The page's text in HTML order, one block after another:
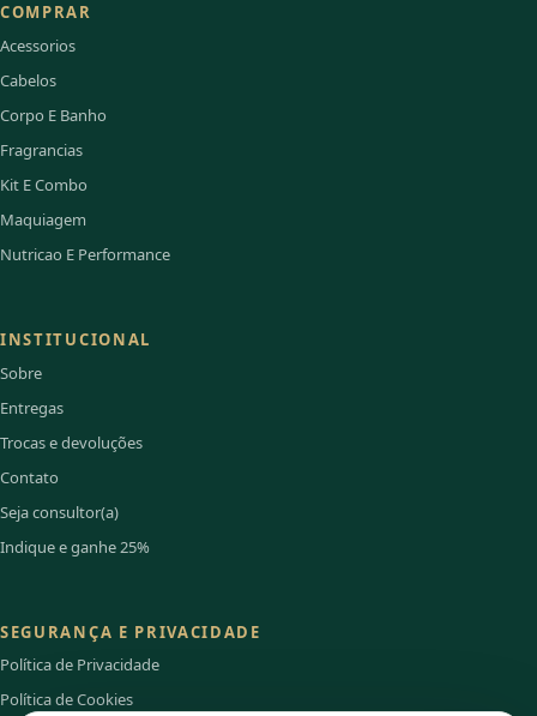
COMPRAR
Acessorios
Cabelos
Corpo E Banho
Fragrancias
Kit E Combo
Maquiagem
Nutricao E Performance
INSTITUCIONAL
Sobre
Entregas
Trocas e devoluções
Contato
Seja consultor(a)
Indique e ganhe 25%
SEGURANÇA E PRIVACIDADE
Política de Privacidade
Política de Cookies